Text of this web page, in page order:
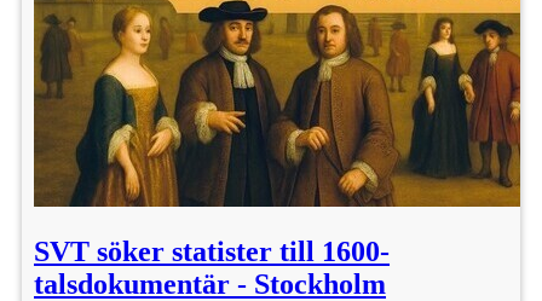
SVT söker statister till 1600-
talsdokumentär - Stockholm